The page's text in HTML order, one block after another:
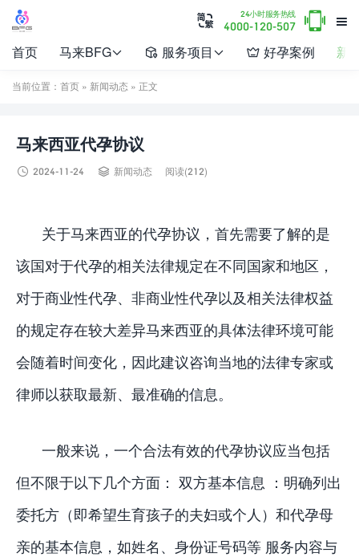

24小时服务热线
4000-120-507 

首页 马来BFG  服务项目   好孕案例 新
当前位置： 首页 » 新闻动态 » 正文
马来西亚代孕协议
 2024-11-24  新闻动态 阅读(212)
关于马来西亚的代孕协议，首先需要了解的是
该国对于代孕的相关法律规定在不同国家和地区，
对于商业性代孕、非商业性代孕以及相关法律权益
的规定存在较大差异马来西亚的具体法律环境可能
会随着时间变化，因此建议咨询当地的法律专家或
律师以获取最新、最准确的信息。
一般来说，一个合法有效的代孕协议应当包括
但不限于以下几个方面： 双方基本信息 ：明确列出
委托方（即希望生育孩子的夫妇或个人）和代孕母
亲的基本信息，如姓名、身份证号码等 服务内容与